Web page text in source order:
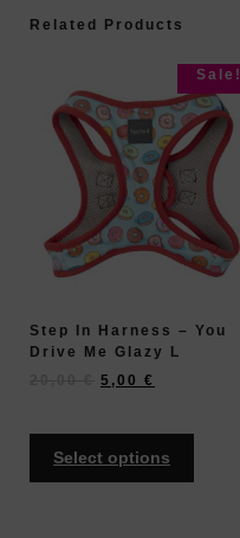
Related Products
Sale!
Step In Harness – You
Drive Me Glazy L
5,00 €
Select options